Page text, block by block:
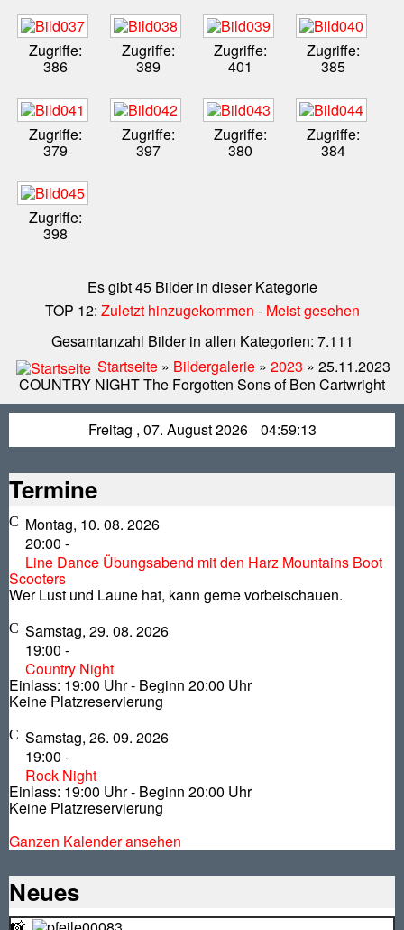
Zugriffe:
386
Zugriffe:
389
Zugriffe:
401
Zugriffe:
385
Zugriffe:
379
Zugriffe:
397
Zugriffe:
380
Zugriffe:
384
Zugriffe:
398
Es gibt 45 Bilder in dieser Kategorie
TOP 12: Zuletzt hinzugekommen - Meist gesehen
Gesamtanzahl Bilder in allen Kategorien: 7.111
Startseite » Bildergalerie » 2023 » 25.11.2023
COUNTRY NIGHT The Forgotten Sons of Ben Cartwright
Freitag , 07. August 2026 04:59:14
Termine
Montag, 10. 08. 2026
20:00 -
Line Dance Übungsabend mit den Harz Mountains Boot
Scooters
Wer Lust und Laune hat, kann gerne vorbeischauen.
Samstag, 29. 08. 2026
19:00 -
Country Night
Einlass: 19:00 Uhr - Beginn 20:00 Uhr
Keine Platzreservierung
Samstag, 26. 09. 2026
19:00 -
Rock Night
Einlass: 19:00 Uhr - Beginn 20:00 Uhr
Keine Platzreservierung
Ganzen Kalender ansehen
Neues
📸